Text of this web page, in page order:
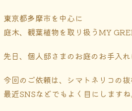
東京都多摩市を中心に
庭木、観葉植物を取り扱うMY
先日、個人邸さまのお庭のお手入
今回のご依頼は、シマトネリコの抜
最近SNSなどでもよく目にしますね